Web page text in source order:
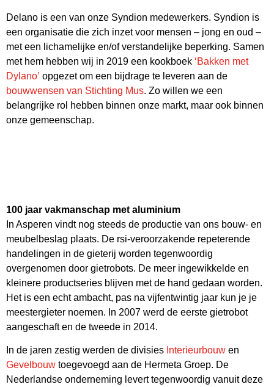
Delano is een van onze Syndion medewerkers. Syndion is
een organisatie die zich inzet voor mensen – jong en oud –
met een lichamelijke en/of verstandelijke beperking. Samen
met hem hebben wij in 2019 een kookboek ‘Bakken met
Dylano’ opgezet om een bijdrage te leveren aan de
bouwwensen van Stichting Mus. Zo willen we een
belangrijke rol hebben binnen onze markt, maar ook binnen
onze gemeenschap.
100 jaar vakmanschap met aluminium
In Asperen vindt nog steeds de productie van ons bouw- en
meubelbeslag plaats. De rsi-veroorzakende repeterende
handelingen in de gieterij worden tegenwoordig
overgenomen door gietrobots. De meer ingewikkelde en
kleinere productseries blijven met de hand gedaan worden.
Het is een echt ambacht, pas na vijfentwintig jaar kun je je
meestergieter noemen. In 2007 werd de eerste gietrobot
aangeschaft en de tweede in 2014.
In de jaren zestig werden de divisies Interieurbouw en
Gevelbouw toegevoegd aan de Hermeta Groep. De
Nederlandse onderneming levert tegenwoordig vanuit deze